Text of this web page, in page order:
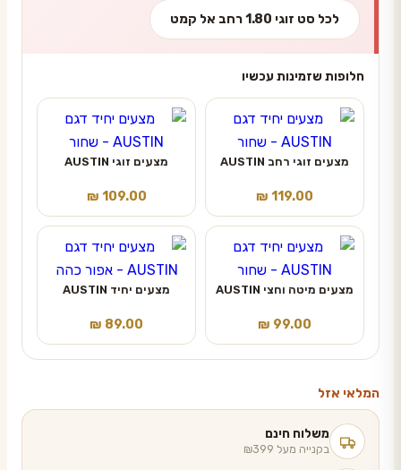
לכל סט זוגי 1.80 רחב אל קמט
חלופות שזמינות עכשיו
מצעים זוגי רחב AUSTIN
₪ 119.00
מצעים זוגי AUSTIN
₪ 109.00
מצעים מיטה וחצי AUSTIN
₪ 99.00
מצעים יחיד AUSTIN
₪ 89.00
המלאי אזל
משלוח חינם
בקנייה מעל ₪399